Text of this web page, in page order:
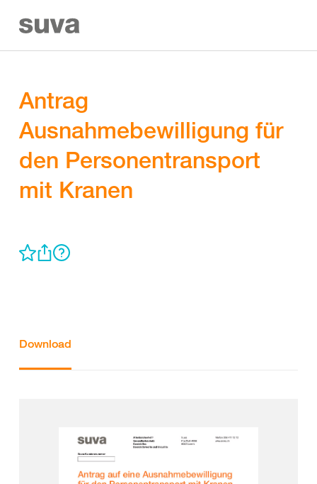
Antrag
Ausnahmebewilligung für
den Personentransport
mit Kranen
Download